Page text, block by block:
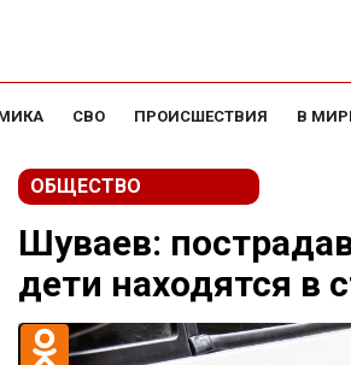
СВО ПРОИСШЕСТВИЯ В
ОБЩЕСТВО
Шуваев:
дети находятся в